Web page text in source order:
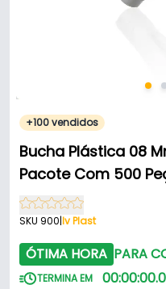
+100 vendidos
Bucha Plástica 08
Pacote Com 500
SKU 900|Iv Plast
ÓTIMA HORA PARA
TERMINA EM 00:00:00.